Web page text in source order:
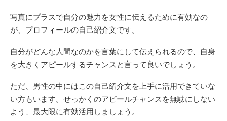
ーーー
はじめまして！
■性格 ゲラだからか、ほとんど笑顔でかなり明るいです。
ここ10年くらいは怒ることもなかったので穏やかな人だと思
います😆
■休日の過ごし方
休みの土日は、カフェでのんびりしたり、友達とご飯に行っ
写真にプラスで自分の魅力を女性に伝えるために有効なの
が、プロフィールの自己紹介文です。
自分がどんな人間なのかを言葉にして伝えられるので、自身
を大きくアピールするチャンスと言って良いでしょう。
ただ、男性の中にはこの自己紹介文を上手に活用できていな
い方もいます。せっかくのアピールチャンスを無駄にしない
よう、最大限に有効活用しましょう。